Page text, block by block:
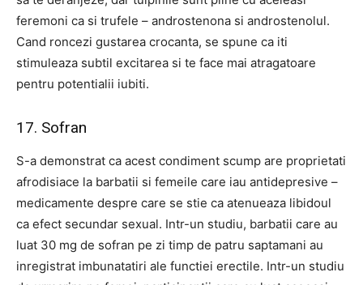
feremoni ca si trufele – androstenona si androstenolul.
Cand roncezi gustarea crocanta, se spune ca iti
stimuleaza subtil excitarea si te face mai atragatoare
pentru potentialii iubiti.
17. Sofran
S-a demonstrat ca acest condiment scump are proprietati
afrodisiace la barbatii si femeile care iau antidepresive –
medicamente despre care se stie ca atenueaza libidoul
ca efect secundar sexual. Intr-un studiu, barbatii care au
luat 30 mg de sofran pe zi timp de patru saptamani au
inregistrat imbunatatiri ale functiei erectile. Intr-un studiu